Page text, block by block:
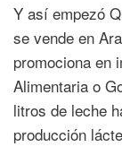
Y así empezó
se vende en
promociona en
Alimentaria o
litros de leche
producción